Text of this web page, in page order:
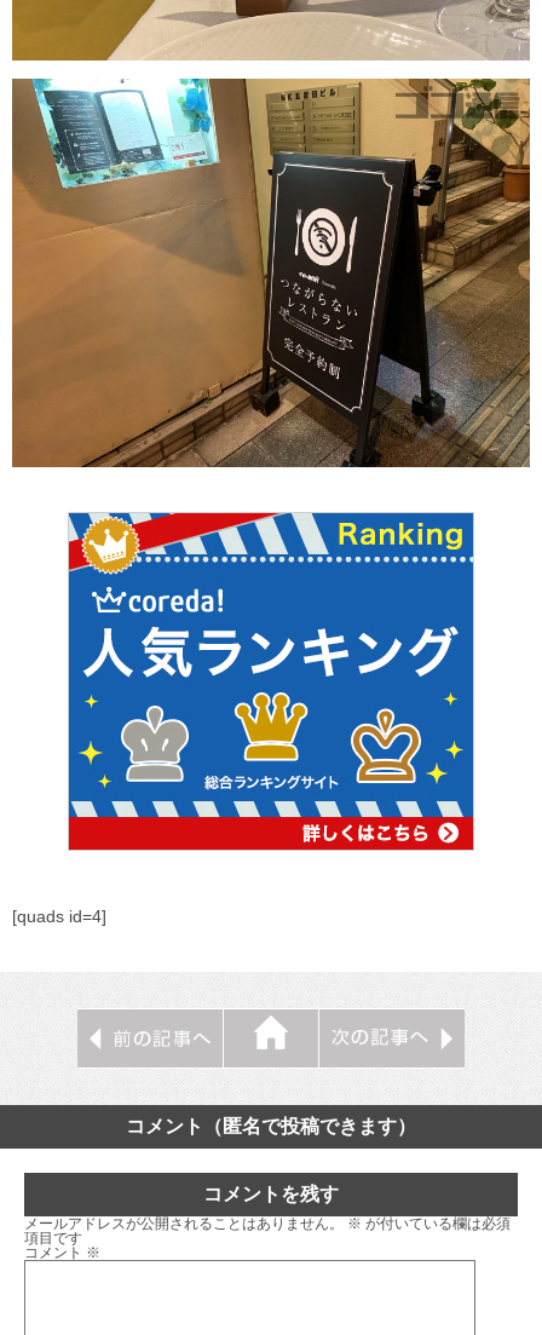
[quads id=4]
コメント（匿名で投稿できます）
コメントを残す
メールアドレスが公開されることはありません。 ※ が付いている欄は必須
項目です
コメント ※